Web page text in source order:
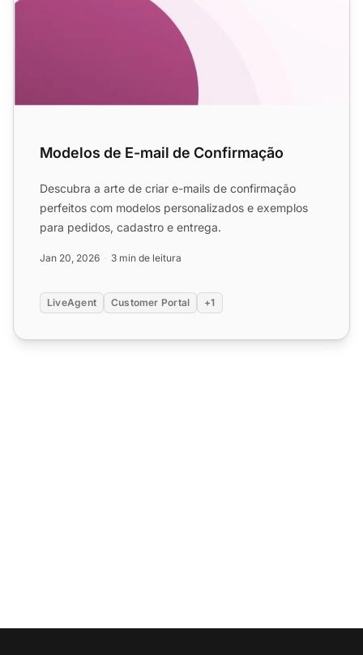
Modelos de E-mail de Confirmação
Descubra a arte de criar e-mails de confirmação
perfeitos com modelos personalizados e exemplos
para pedidos, cadastro e entrega.
Jan 20, 2026 3 min de leitura
LiveAgent Customer Portal +1